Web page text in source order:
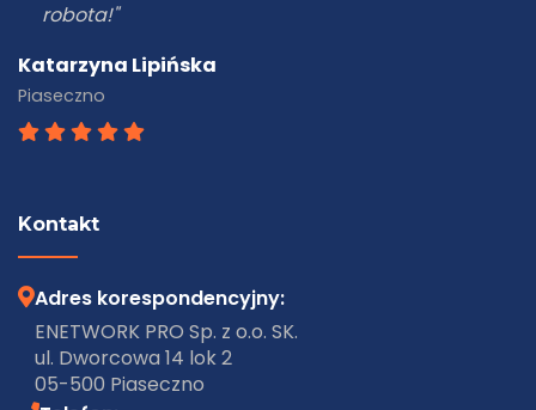
robota!"
Katarzyna Lipińska
Piaseczno
Kontakt
Adres korespondencyjny:
ENETWORK PRO Sp. z o.o. SK.
ul. Dworcowa 14 lok 2
05-500 Piaseczno